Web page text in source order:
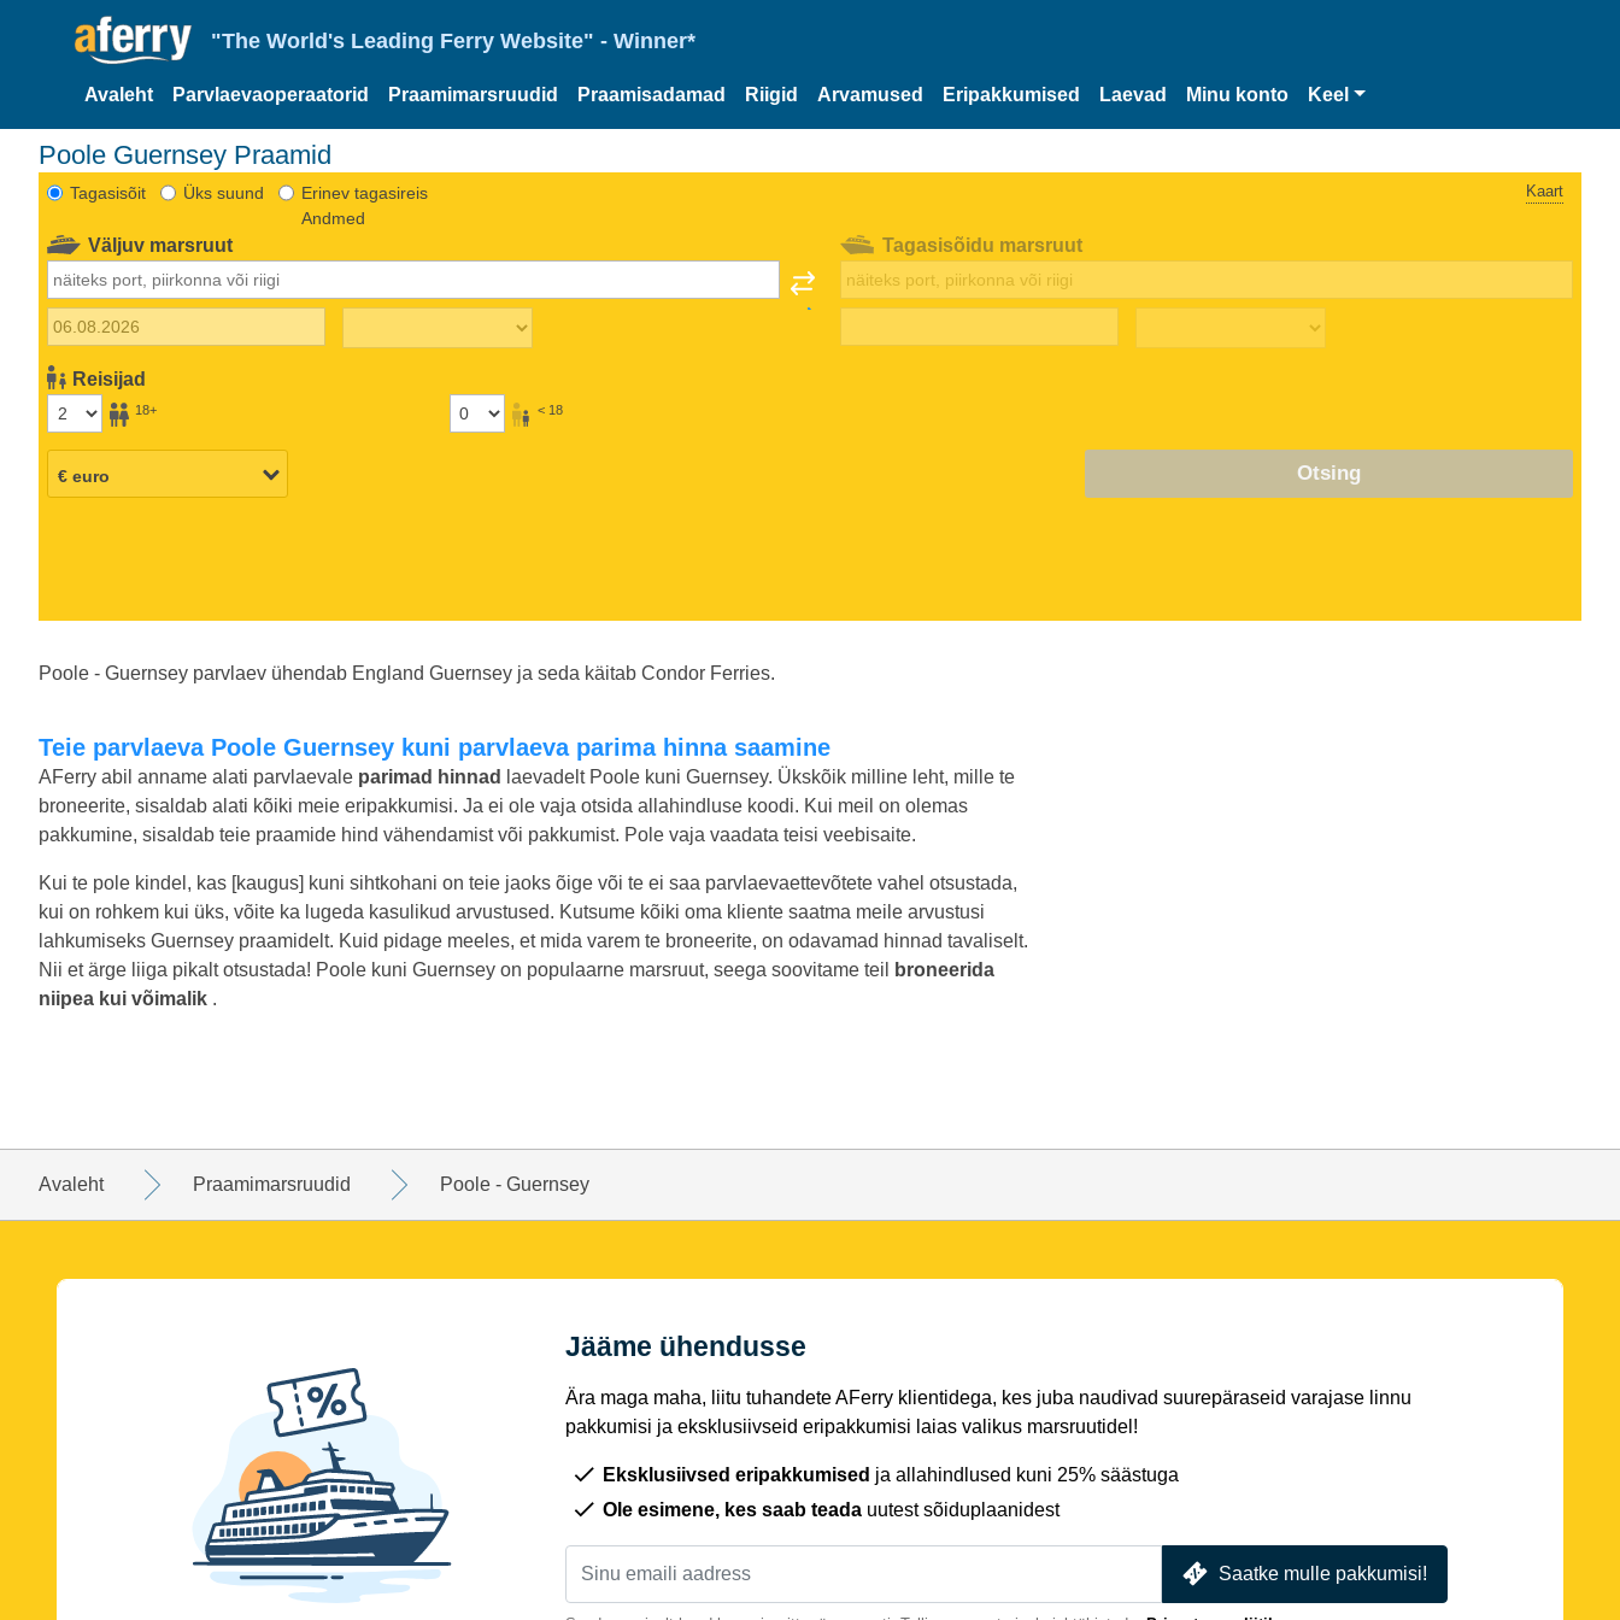
"The World's Leading Ferry Website" - Winner*
Avaleht Parvlaevaoperaatorid Praamimarsruudid Praamisadamad Riigid Arvamused Eripakkumised Laevad Minu konto Keel
Poole Guernsey Praamid
Tagasisõit Üks suund
Erinev tagasireis
Andmed
Kaart
Väljuv marsruut
Reisijad
18+ < 18
Tagasisõidu marsruut
Otsing
Poole - Guernsey parvlaev ühendab England Guernsey ja seda käitab Condor Ferries.
Teie parvlaeva Poole Guernsey kuni parvlaeva parima hinna saamine
AFerry abil anname alati parvlaevale parimad hinnad
laevadelt Poole kuni Guernsey. Ükskõik milline leht, mille te
broneerite, sisaldab alati kõiki meie eripakkumisi. Ja ei ole vaja otsida allahindluse koodi. Kui meil on olemas
pakkumine, sisaldab teie praamide hind vähendamist või pakkumist. Pole vaja vaadata teisi veebisaite.
Kui te pole kindel, kas [kaugus] kuni sihtkohani on teie jaoks õige või te ei saa parvlaevaettevõtete vahel otsustada,
kui on rohkem kui üks, võite ka lugeda kasulikud arvustused. Kutsume kõiki oma kliente saatma meile arvustusi
lahkumiseks Guernsey praamidelt. Kuid pidage meeles, et mida varem te broneerite, on odavamad hinnad tavaliselt.
Nii et ärge liiga pikalt otsustada! Poole kuni Guernsey on populaarne marsruut, seega soovitame teil
broneerida
niipea kui võimalik .
Avaleht Praamimarsruudid Poole - Guernsey
Jääme ühendusse
Ära maga maha, liitu tuhandete AFerry klientidega, kes juba naudivad suurepäraseid varajase linnu
pakkumisi ja eksklusiivseid eripakkumisi laias valikus marsruutidel!
Eksklusiivsed eripakkumised ja allahindlused kuni 25% säästuga
Ole esimene, kes saab teada uutest sõiduplaanidest
Saatke mulle pakkumisi!